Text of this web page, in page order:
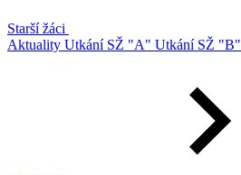
Starší žáci
Aktuality Utkání SŽ "A" Utkání SŽ "B"